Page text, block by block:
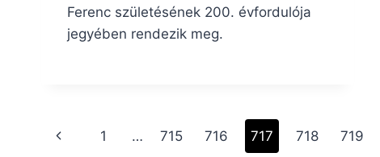
Ferenc születésének 200. évfordulója
jegyében rendezik meg.
Page
Previous
1 … 715 716 717 718 719